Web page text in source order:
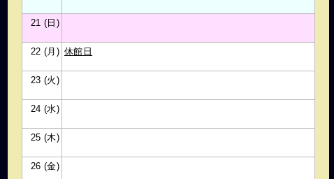
21 (日)
22 (月) 休館日
23 (火)
24 (水)
25 (木)
26 (金)